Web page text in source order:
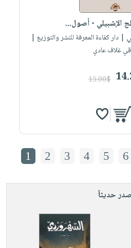
الإشبيلي - أصول...
| دار كفاءة المعرفة للنشر والتوزيع |
غلاف عادي
15.00$
1 2 3 4 5 6
صدر حديثاً